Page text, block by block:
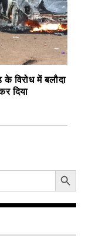
विरोध में बलौदा
दिया
Search Button